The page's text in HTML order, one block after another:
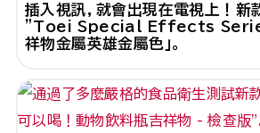
插入視訊，就會出現在電視上！新
"Toei Special Effects Series
祥物金屬英雄金屬色」。